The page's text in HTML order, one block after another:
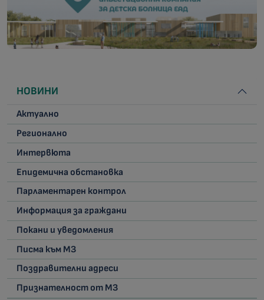
НОВИНИ
Актуално
Регионално
Интервюта
Епидемична обстановка
Парламентарен контрол
Информация за граждани
Покани и уведомления
Писма към МЗ
Поздравителни адреси
Признателност от МЗ